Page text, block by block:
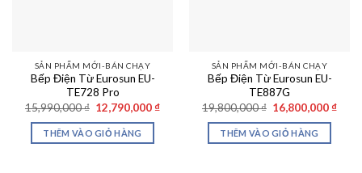
SẢN PHẨM MỚI-BÁN CHẠY
Bếp Điện Từ Eurosun EU-
TE728 Pro
15,990,000₫ Giá
gốc
là:
15,990,000 ₫.
12,790,000 ₫Giá
THÊM VÀO GIỎ HÀNG
SẢN PHẨM MỚI-BÁN CHẠY
Bếp Điện Từ Eurosun EU-
TE887G
19,800,000₫ Giá
gốc
là:
19,800,000 ₫.
16,800,000 ₫Giá
THÊM VÀO GIỎ HÀNG